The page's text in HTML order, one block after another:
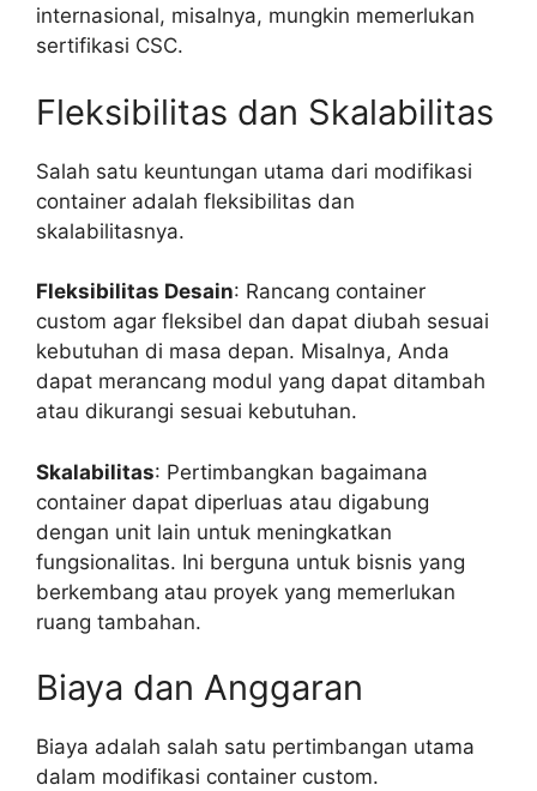
internasional, misalnya, mungkin memerlukan
sertifikasi CSC.
Fleksibilitas dan Skalabilitas
Salah satu keuntungan utama dari modifikasi
container adalah fleksibilitas dan
skalabilitasnya.
Fleksibilitas Desain: Rancang container
custom agar fleksibel dan dapat diubah sesuai
kebutuhan di masa depan. Misalnya, Anda
dapat merancang modul yang dapat ditambah
atau dikurangi sesuai kebutuhan.
Skalabilitas: Pertimbangkan bagaimana
container dapat diperluas atau digabung
dengan unit lain untuk meningkatkan
fungsionalitas. Ini berguna untuk bisnis yang
berkembang atau proyek yang memerlukan
ruang tambahan.
Biaya dan Anggaran
Biaya adalah salah satu pertimbangan utama
dalam modifikasi container custom.